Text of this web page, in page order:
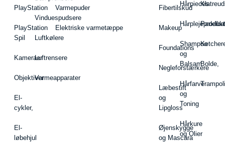
PlayStation
PlayStation
Spil
Kameraer
Objektiver
El-
cykler,
El-
løbehjul
Vinduespudsere
Luftkølere
Luftrensere
Varmeapparater
Varmepuder
Elektriske varmetæppe
Fibertilskud
Makeup
Foundations
Negleforstærkere
Læbestift
og
Lipgloss
Øjenskygge
og Mascara
Hårpieces
Shampoo
og
Balsam
Hårfarve
og
Toning
Hårkure
og Olier
Bolde,